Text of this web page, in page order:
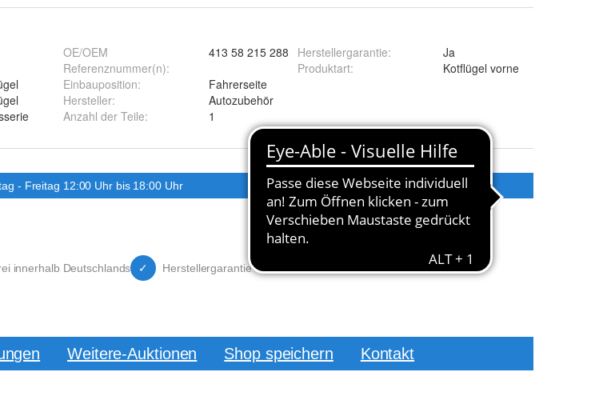
OE/OEM
Referenznummer(n):
413 58 215 288
Einbauposition:
Fahrerseite
Hersteller:
Autozubehör
Anzahl der Teile: 1
Herstellergarantie:
Ja
Produktart: Kotflügel vorne